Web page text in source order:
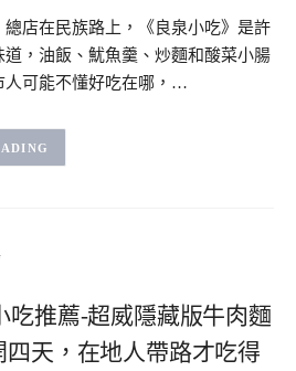
店在民族路上，《良泉小吃》是許
，油飯、魷魚羹、炒麵和酸菜小腸
人可能不懂好吃在哪，…
吃推薦-超威隱藏版牛肉麵
四天，在地人帶路才吃得